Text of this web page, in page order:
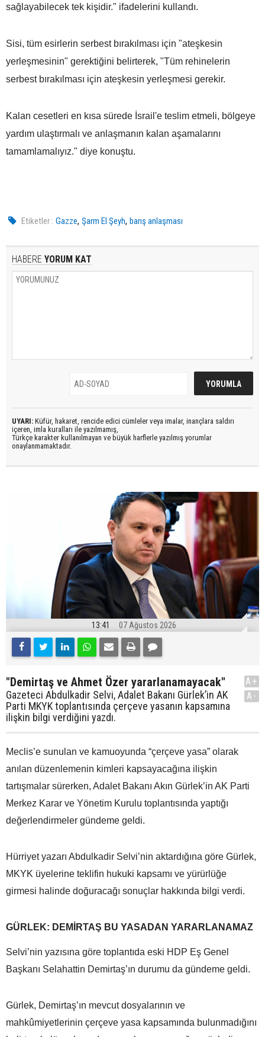
sağlayabilecek tek kişidir." ifadelerini kullandı.
Sisi, tüm esirlerin serbest bırakılması için "ateşkesin
yerleşmesinin" gerektiğini belirterek, "Tüm rehinelerin
serbest bırakılması için ateşkesin yerleşmesi gerekir.
Kalan cesetleri en kısa sürede İsrail'e teslim etmeli, bölgeye
yardım ulaştırmalı ve anlaşmanın kalan aşamalarını
tamamlamalıyız." diye konuştu.
Etiketler : Gazze,Şarm El Şeyh,barış anlaşması
HABERE YORUM KAT
UYARI: Küfür, hakaret, rencide edici cümleler veya imalar, inançlara saldırı
içeren, imla kuralları ile yazılmamış,
Türkçe karakter kullanılmayan ve büyük harflerle yazılmış yorumlar
onaylanmamaktadır.
13:41 07 Ağustos 2026
"Demirtaş ve Ahmet Özer yararlanamayacak"
Gazeteci Abdulkadir Selvi, Adalet Bakanı Gürlek’in AK
Parti MKYK toplantısında çerçeve yasanın kapsamına
ilişkin bilgi verdiğini yazdı.
A+
A-
Meclis’e sunulan ve kamuoyunda “çerçeve yasa” olarak
anılan düzenlemenin kimleri kapsayacağına ilişkin
tartışmalar sürerken, Adalet Bakanı Akın Gürlek’in AK Parti
Merkez Karar ve Yönetim Kurulu toplantısında yaptığı
değerlendirmeler gündeme geldi.
Hürriyet yazarı Abdulkadir Selvi’nin aktardığına göre Gürlek,
MKYK üyelerine teklifin hukuki kapsamı ve yürürlüğe
girmesi halinde doğuracağı sonuçlar hakkında bilgi verdi.
GÜRLEK: DEMİRTAŞ BU YASADAN YARARLANAMAZ
Selvi’nin yazısına göre toplantıda eski HDP Eş Genel
Başkanı Selahattin Demirtaş’ın durumu da gündeme geldi.
Gürlek, Demirtaş’ın mevcut dosyalarının ve
mahkûmiyetlerinin çerçeve yasa kapsamında bulunmadığını